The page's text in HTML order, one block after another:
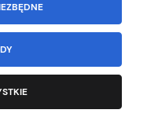
w handlu od 1992
6792981694